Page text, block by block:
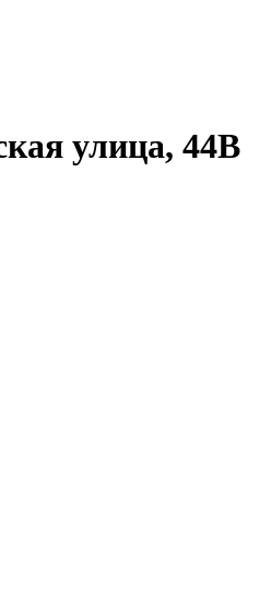
улица, 44В